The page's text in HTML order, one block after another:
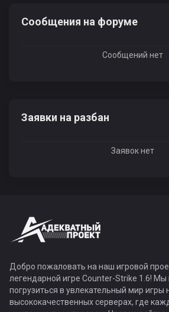
Сообщения на форуме
Сообщений нет
Заявки на разбан
Заявок нет
Добро пожаловать на наш игровой
легендарной игре Counter-Strike 1.6!
погрузиться в увлекательный мир игры
высококачественных серверах, где